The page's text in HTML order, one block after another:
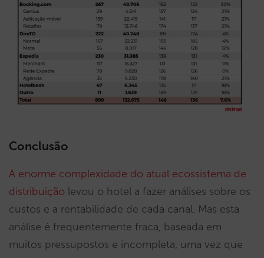
Conclusão
A enorme complexidade do atual ecossistema de
distribuição levou o hotel a fazer análises sobre os
custos e a rentabilidade de cada canal. Mas esta
análise é frequentemente fraca, baseada em
muitos pressupostos e incompleta, uma vez que